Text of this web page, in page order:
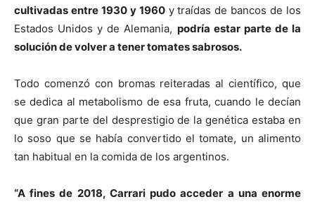
cultivadas entre 1930 y 1960y traídas de bancos de los
Estados Unidos y de Alemania, podría estar parte de la
solución de volver a tener tomates sabrosos.
Todo comenzó con bromas reiteradas al científico, que
se dedica al metabolismo de esa fruta, cuando le decían
que gran parte del desprestigio de la genética estaba en
lo soso que se había convertido el tomate, un alimento
tan habitual en la comida de los argentinos.
“A fines de 2018, Carrari pudo acceder a una enorme